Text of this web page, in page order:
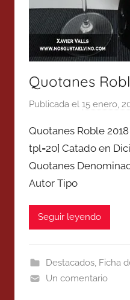
Quotanes
Publicada el 15 enero,
Quotanes Roble
tpl=20] Catado en
Quotanes
Autor Tipo
Seguir leyendo
Destacados, Ficha
Un comentario